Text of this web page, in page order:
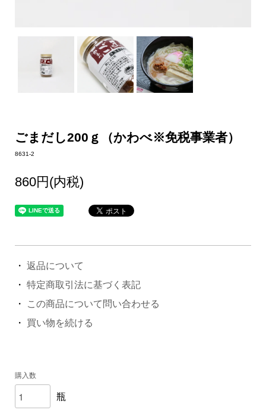
ごまだし200ｇ（かわべ※免税事業者）
8631-2
860円(内税)
返品について
特定商取引法に基づく表記
この商品について問い合わせる
買い物を続ける
購入数
瓶